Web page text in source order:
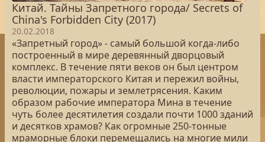
Китай. Тайны Запретного города/ Secrets of
China's Forbidden City (2017)
20.02.2018
«Запретный город» - самый большой когда-либо
построенный в мире деревянный дворцовый
комплекс. В течение пяти веков он был центром
власти императорского Китая и пережил войны,
революции, пожары и землетрясения. Каким
образом рабочие императора Мина в течение
чуть более десятилетия создали почти 1000 зданий
и десятков храмов? Как огромные 250-тонные
мраморные блоки перемещались на многие мили